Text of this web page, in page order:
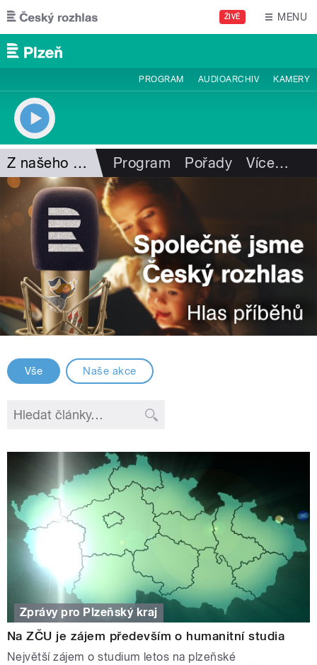
Přejít k hlavnímu obsahu
ŽIVĚ MENU
PROGRAM AUDIOARCHIV KAMERY
Z našeho vysílání Program Pořady Více…
Vše Naše akce
Zprávy pro Plzeňský kraj
Na ZČU je zájem především o humanitní studia
Největší zájem o studium letos na plzeňské